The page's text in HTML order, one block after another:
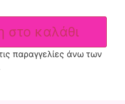
στο καλάθι
παραγγελίες άνω των